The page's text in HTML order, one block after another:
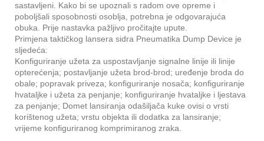
sastavljeni. Kako bi se upoznali s radom ove opreme i
poboljšali sposobnosti osoblja, potrebna je odgovarajuća
obuka. Prije nastavka pažljivo pročitajte upute.
Primjena taktičkog lansera sidra Pneumatika Dump Device je
sljedeća:
Konfiguriranje užeta za uspostavljanje signalne linije ili linije
opterećenja; postavljanje užeta brod-brod; uređenje broda do
obale; popravak priveza; konfiguriranje nosača; konfiguriranje
hvataljke i užeta za penjanje; konfiguriranje hvataljke i ljestava
za penjanje; Domet lansiranja odašiljača kuke ovisi o vrsti
korištenog užeta; vrstu objekta ili dodatka za lansiranje;
vrijeme konfiguriranog komprimiranog zraka.